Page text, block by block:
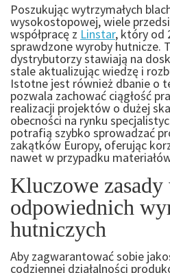
Poszukując wytrzymałych
wysokostopowej, wiele
współpracę z Linstar, który od
sprawdzone wyroby hutnicze.
dystrybutorzy stawiają na
stale aktualizując wiedzę i
Istotne jest również dbanie o
pozwala zachować ciągłość
realizacji projektów o dużej
obecności na rynku
potrafią szybko sprowadzać
zakątków Europy, oferując
nawet w przypadku
Kluczowe
odpowiednich
hutniczych
Aby zagwarantować sobie
codziennej działalności